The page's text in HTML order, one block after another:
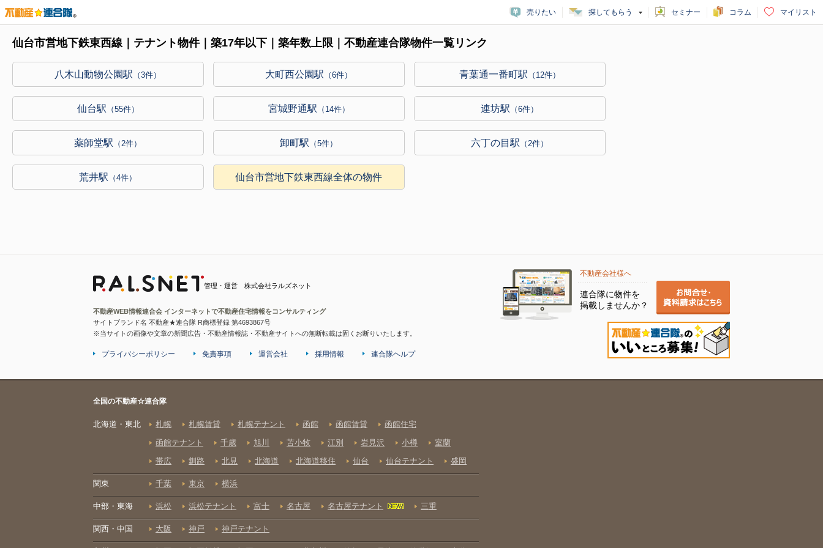
売りたい 探してもらう セミナー コラム マイリスト
仙台市営地下鉄東西線｜テナント物件｜築17年以下｜築年数上限｜不動産連合隊物件一覧リンク
八木山動物公園駅 （3件） 大町西公園駅 （6件） 青葉通一番町駅 （12件）
仙台駅 （55件） 宮城野通駅 （14件） 連坊駅 （6件）
薬師堂駅 （2件） 卸町駅 （5件） 六丁の目駅 （2件）
荒井駅 （4件） 仙台市営地下鉄東西線全体の物件
管理・運営 株式会社ラルズネット
不動産WEB情報連合会 インターネットで不動産住宅情報をコンサルティング
サイトブランド名 不動産★連合隊 R商標登録 第4693867号
※当サイトの画像や文章の新聞広告・不動産情報誌・不動産サイトへの無断転載は固くお断りいたします。
不動産会社様へ
連合隊に物件を
掲載しませんか？
プライバシーポリシー 免責事項 運営会社 採用情報 連合隊ヘルプ